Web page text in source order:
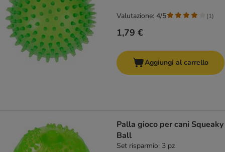
1,79 €
Valutazione: 4/5 (1)
Aggiungi al carrello
Palla gioco per cani Squeaky
Ball
Set risparmio: 3 pz